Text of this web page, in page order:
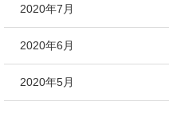
2020年7月
2020年6月
2020年5月